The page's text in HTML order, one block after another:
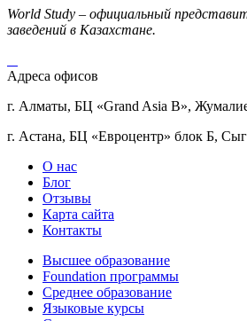
World Study – официальный
заведений в Казахстане.
Адреса офисов
г. Алматы, БЦ «Grand Asia B»,
г. Астана, БЦ «Евроцентр» блок Б,
О нас
Блог
Отзывы
Карта сайта
Контакты
Высшее образование
Foundation программы
Среднее образование
Языковые курсы